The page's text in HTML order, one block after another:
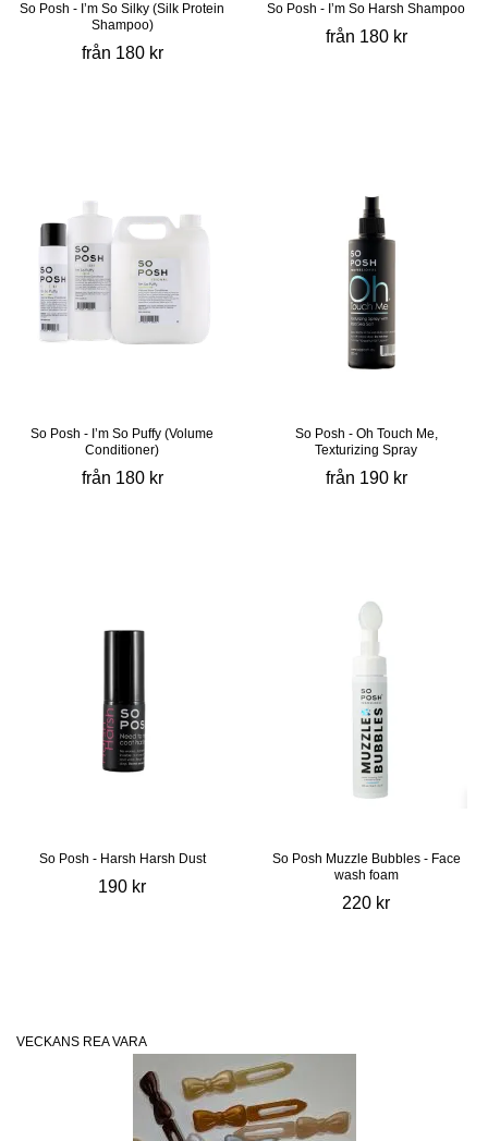
So Posh - I’m So Silky (Silk Protein
Shampoo)
från 180 kr
So Posh - I’m So Harsh Shampoo
från 180 kr
So Posh - I’m So Puffy (Volume
Conditioner)
från 180 kr
So Posh - Oh Touch Me,
Texturizing Spray
från 190 kr
So Posh - Harsh Harsh Dust
190 kr
So Posh Muzzle Bubbles - Face
wash foam
220 kr
VECKANS REA VARA